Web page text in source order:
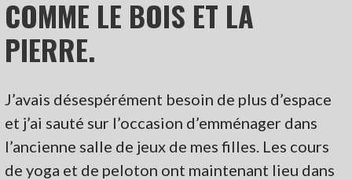
COMME LE BOIS ET LA
PIERRE.
J’avais désespérément besoin de plus d’espace
et j’ai sauté sur l’occasion d’emménager dans
l’ancienne salle de jeux de mes filles. Les cours
de yoga et de peloton ont maintenant lieu dans